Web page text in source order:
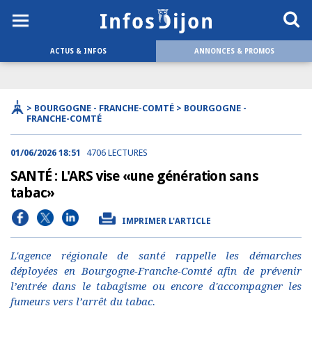
ACTUS & INFOS ANNONCES & PROMOS
> BOURGOGNE - FRANCHE-COMTÉ > BOURGOGNE -
FRANCHE-COMTÉ
01/06/2026 18:51 4706 LECTURES
SANTÉ : L'ARS vise «une génération sans
tabac»
IMPRIMER L'ARTICLE
L'agence régionale de santé rappelle les démarches
déployées en Bourgogne-Franche-Comté afin de prévenir
l’entrée dans le tabagisme ou encore d'accompagner les
fumeurs vers l’arrêt du tabac.